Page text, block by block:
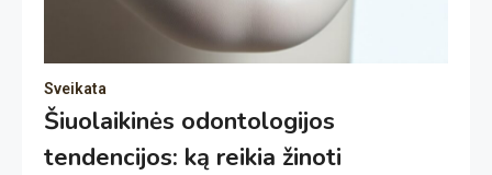
Sveikata
Šiuolaikinės odontologijos
tendencijos: ką reikia žinoti